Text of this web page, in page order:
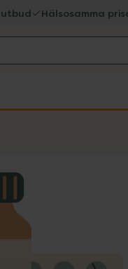
Hälsosamma